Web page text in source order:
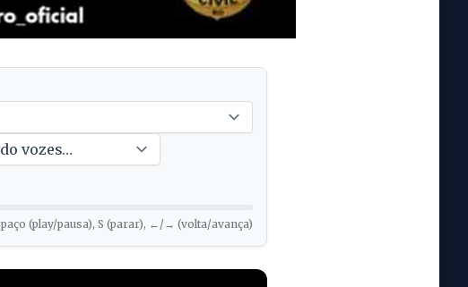
(play/pausa), S (parar), ←/→ (volta/avança)